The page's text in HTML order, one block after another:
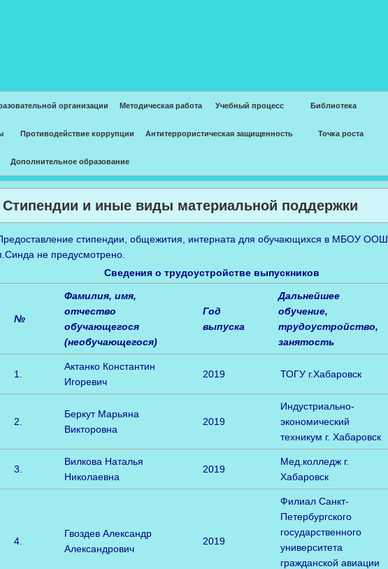
организации Методическая работа Учебный процесс Библиотека
Противодействие коррупции Антитеррористическая защищенность Точка роста
Дополнительное образование
Стипендии и иные виды материальной поддержки
стипендии, общежития, интерната для обучающихся в МБОУ ООШ
не предусмотрено.
Сведения о трудоустройстве выпускников
№
Фамилия, имя,
отчество
обучающегося
(необучающегося)
Год
выпуска
Дальнейшее
обучение,
трудоустройство,
занятость
1.
Актанко Константин
Игоревич
2019 ТОГУ г.Хабаровск
2.
Беркут Марьяна
Викторовна
2019
Индустриально-
экономический
техникум г. Хабаровск
3.
Вилкова Наталья
Николаевна
2019
Мед.колледж г.
Хабаровск
4.
Гвоздев Александр
Александрович
2019
Филиал Санкт-
Петербургского
государственного
университета
гражданской авиации